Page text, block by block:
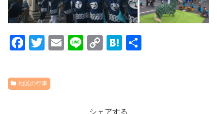
F
c
e
T
tt
er
E
Li
C
Li
H
a
地区の行事
シェアする